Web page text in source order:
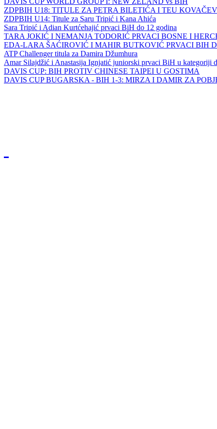
ZDPBIH U18: TITULE ZA PETRA BILETIĆA I TEU
ZDPBIH U14: Titule za Saru Tripić i Kana Ahića
Sara Tripić i Adian Kurtćehajić prvaci BiH do 12 godina
TARA JOKIĆ I NEMANJA TODORIĆ PRVACI BOSNE I
EDA-LARA ŠAĆIROVIĆ I MAHIR BUTKOVIĆ PRVACI BIH
ATP Challenger titula za Damira Džumhura
Amar Silajdžić i Anastasija Ignjatić juniorski prvaci BiH u kategoriji
DAVIS CUP: BIH PROTIV CHINESE TAIPEI U GOSTIMA
DAVIS CUP BUGARSKA - BIH 1-3: MIRZA I DAMIR ZA